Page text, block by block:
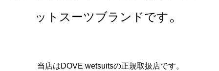
ットスーツブランドです。
当店はDOVE wetsuitsの正規取扱店です。